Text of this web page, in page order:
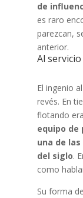
de
es raro
parezcan,
anterior.
Al
El ingenio
revés. En
flotando
equipo de
una de
del siglo.
como
Su forma